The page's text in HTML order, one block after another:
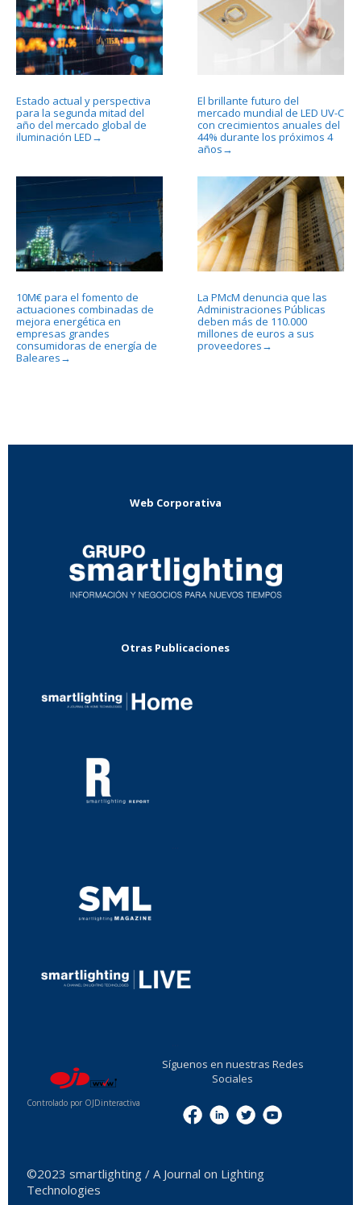
Estado actual y perspectiva
para la segunda mitad del
año del mercado global de
iluminación LED →
El brillante futuro del
mercado mundial de LED UV-C
con crecimientos anuales del
44% durante los próximos 4
años →
10M€ para el fomento de
actuaciones combinadas de
mejora energética en
empresas grandes
consumidoras de energía de
Baleares →
La PMcM denuncia que las
Administraciones Públicas
deben más de 110.000
millones de euros a sus
proveedores →
Web Corporativa
Otras Publicaciones
Controlado por OJDinteractiva
Síguenos en nuestras Redes
Sociales
©2023 smartlighting / A Journal on Lighting
Technologies